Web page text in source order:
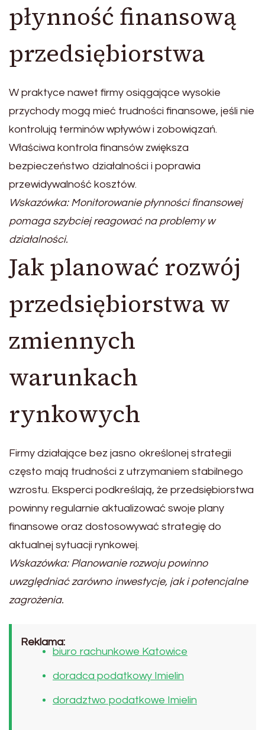
płynność finansową
przedsiębiorstwa
W praktyce nawet firmy osiągające wysokie
przychody mogą mieć trudności finansowe, jeśli nie
kontrolują terminów wpływów i zobowiązań.
Właściwa kontrola finansów zwiększa
bezpieczeństwo działalności i poprawia
przewidywalność kosztów.
Wskazówka: Monitorowanie płynności finansowej
pomaga szybciej reagować na problemy w
działalności.
Jak planować rozwój
przedsiębiorstwa w
zmiennych
warunkach
rynkowych
Firmy działające bez jasno określonej strategii
często mają trudności z utrzymaniem stabilnego
wzrostu. Eksperci podkreślają, że przedsiębiorstwa
powinny regularnie aktualizować swoje plany
finansowe oraz dostosowywać strategię do
aktualnej sytuacji rynkowej.
Wskazówka: Planowanie rozwoju powinno
uwzględniać zarówno inwestycje, jak i potencjalne
zagrożenia.
Reklama:
biuro rachunkowe Katowice
doradca podatkowy Imielin
doradztwo podatkowe Imielin